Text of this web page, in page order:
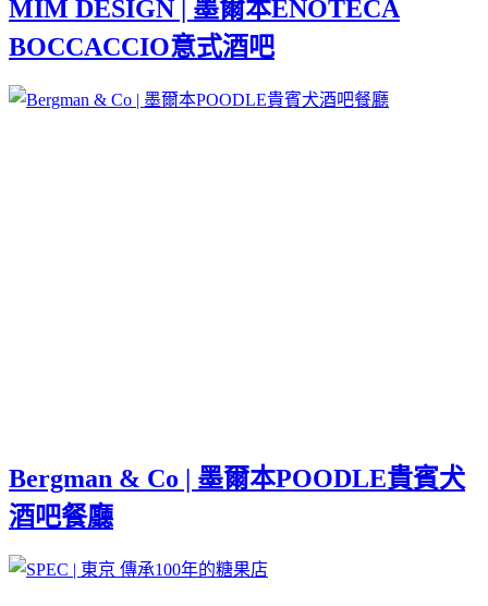
MIM DESIGN | 墨爾本ENOTECA
BOCCACCIO意式酒吧
Bergman & Co | 墨爾本POODLE貴賓犬
酒吧餐廳